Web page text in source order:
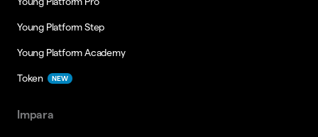
Young Platform Step
Young Platform Academy
Token NEW
Impara